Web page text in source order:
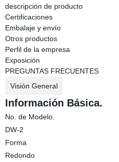
descripción de producto
Certificaciones
Embalaje y envío
Otros productos
Perfil de la empresa
Exposición
PREGUNTAS FRECUENTES
Visión General
Información Básica.
No. de Modelo.
DW-2
Forma
Redondo